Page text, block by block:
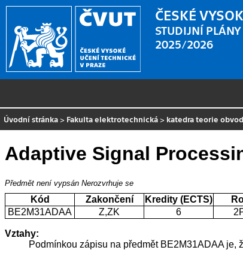
ČESKÉ
STUDIJNÍ PLÁNY
2025/2026
Úvodní stránka > Fakulta elektrotechnická > katedra teorie
Adaptive Signal
Předmět není vypsán Nerozvrhuje se
Kód Zakončení Kredity (ECTS)
BE2M31ADAA
Z,ZK 6
Vztahy:
Podmínkou zápisu na předmět BE2M31ADAA je,